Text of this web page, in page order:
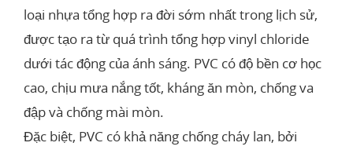
loại nhựa tổng hợp ra đời sớm nhất trong lịch sử,
được tạo ra từ quá trình tổng hợp vinyl chloride
dưới tác động của ánh sáng. PVC có độ bền cơ học
cao, chịu mưa nắng tốt, kháng ăn mòn, chống va
đập và chống mài mòn.
Đặc biệt, PVC có khả năng chống cháy lan, bởi